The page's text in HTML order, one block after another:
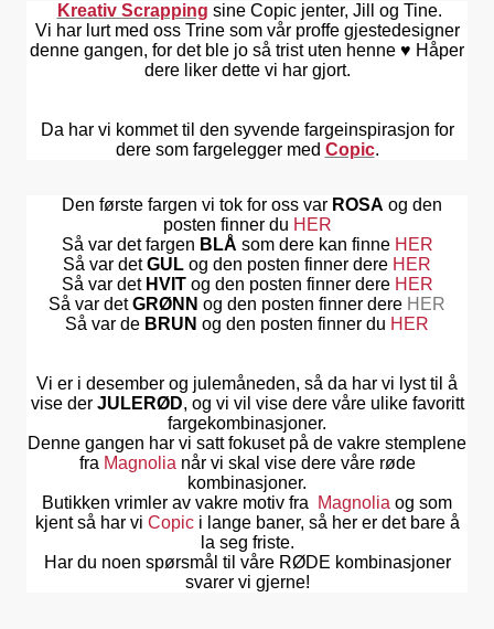
Kreativ Scrapping sine Copic jenter, Jill og Tine.
Vi har lurt med oss Trine som vår proffe gjestedesigner
denne gangen, for det ble jo så trist uten henne ♥ Håper
dere liker dette vi har gjort.
Da har vi kommet til den syvende fargeinspirasjon for
dere som fargelegger med Copic.
Den første fargen vi tok for oss var ROSA og den
posten finner du HER
Så var det fargen BLÅ som dere kan finne HER
Så var detGUL og den posten finner dere HER
Så var det HVITog den posten finner dere HER
Så var detGRØNN og den posten finner dere HER
Så var de BRUN og den posten finner du HER
Vi er i desember og julemåneden, så da har vi lyst til å
vise der JULERØD, og vi vil vise dere våre ulike favoritt
fargekombinasjoner.
Denne gangen har vi satt fokuset på de vakre stemplene
fra Magnolia når vi skal vise dere våre røde
kombinasjoner.
Butikken vrimler av vakre motiv fra
Magnolia og som
kjent så har vi Copici lange baner, så her er det bare å
la seg friste.
Har du noen spørsmål til våre RØDE kombinasjoner
svarer vi gjerne!